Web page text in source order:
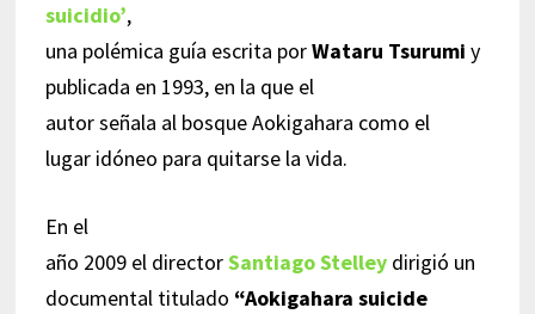
suicidio’,
una polémica guía escrita porWataru Tsurumi y
publicada en 1993, en la que el
autor señala al bosque Aokigahara como el
lugar idóneo para quitarse la vida.
En el
año 2009 el directorSantiago Stelleydirigió un
documental titulado “Aokigahara suicide